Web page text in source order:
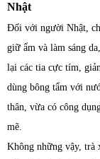
Nhật
Đối với người Nhật,
giữ ẩm và làm sáng
lại các tia cực tím,
dùng bông tẩm với
thân, vừa có công
mẽ.
Không những vậy, trà